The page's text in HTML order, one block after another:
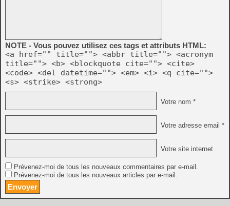
NOTE - Vous pouvez utilisez ces tags et attributs HTML:
<a href="" title=""> <abbr title=""> <acronym
title=""> <b> <blockquote cite=""> <cite>
<code> <del datetime=""> <em> <i> <q cite="">
<s> <strike> <strong>
Votre nom *
Votre adresse email *
Votre site internet
Prévenez-moi de tous les nouveaux commentaires par e-mail.
Prévenez-moi de tous les nouveaux articles par e-mail.